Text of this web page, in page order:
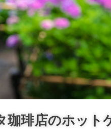
珈琲店のホット